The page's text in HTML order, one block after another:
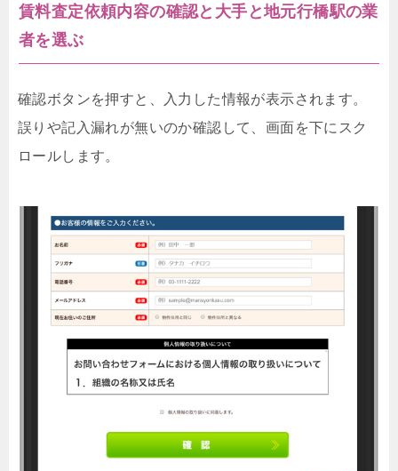
賃料査定依頼内容の確認と大手と地元行橋駅の業
者を選ぶ
確認ボタンを押すと、入力した情報が表示されます。
誤りや記入漏れが無いのか確認して、画面を下にスク
ロールします。